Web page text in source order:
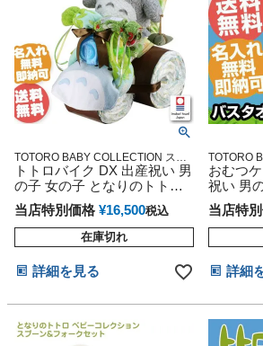
TOTORO BABY COLLECTION スタ
ジオジブリ アニメ キャラクター 出
産記念 御出産祝い 誕生日祝い
トトロバイク DX 出産祝い 男
の子 女の子 となりのトトロ
おむつケーキ 思い出 赤ちゃ
ん 子供 出産 マタニティ マタ
ニティフォト パパ ママ ベイ
ビー お父さん お母さん クリ
スマス ハロウィン バレンタ
イン 七五三 初節句 子供の日
句 ひな祭り
当店特別価格 ¥16,500税込
在庫切れ
詳細を見る
TOTORO
ジオジブ
産記念 御
おむつ
祝い 男
ット
当店特
詳細